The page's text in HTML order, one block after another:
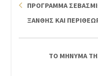
ΠΡΟΓΡΑΜΜΑ
ΞΑΝΘΗΣ ΚΑΙ
ΤΟ ΜΗΝΥΜΑ